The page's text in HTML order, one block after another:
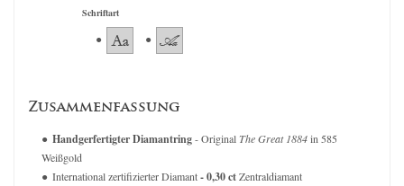
Schriftart
Zusammenfassung
Handgerfertigter Diamantring- OriginalThe Great 1884in 585
Weißgold
International zertifizierter Diamant- 0,30 ctZentraldiamant